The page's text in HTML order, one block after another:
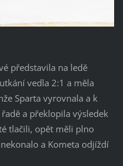
představila na ledě
vedla 2:1 a měla
Sparta vyrovnala a k
a překlopila výsledek
tlačili, opět měli plno
a Kometa odjíždí